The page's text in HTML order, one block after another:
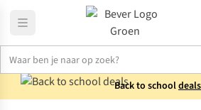
Back to school